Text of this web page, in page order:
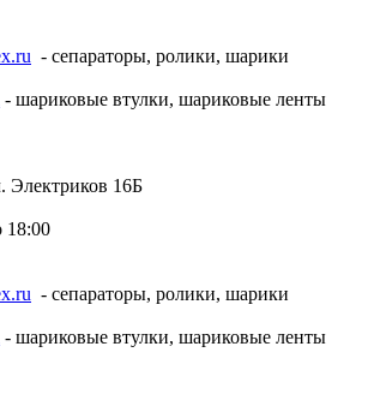
- сепараторы, ролики, шарики
- шариковые втулки, шариковые ленты
Электриков 16Б
18:00
- сепараторы, ролики, шарики
- шариковые втулки, шариковые ленты